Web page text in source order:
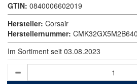
GTIN: 0840006602019
Hersteller: Corsair
Herstellernummer:
Im Sortiment seit 03.08.2023